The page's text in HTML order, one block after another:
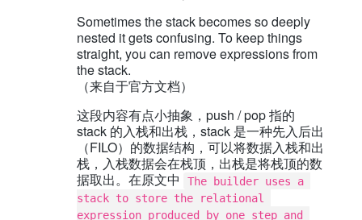
Sometimes the stack becomes so deeply
nested it gets confusing. To keep things
straight, you can remove expressions from
the stack.
（来自于官方文档）
这段内容有点小抽象，push / pop 指的
stack 的入栈和出栈，stack 是一种先入后出
（FILO）的数据结构，可以将数据入栈和出
栈，入栈数据会在栈顶，出栈是将栈顶的数
据取出。在原文中
The builder uses a
stack to store the relational
expression produced by one step and